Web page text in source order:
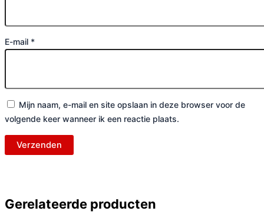
E-mail *
Mijn naam, e-mail en site opslaan in deze browser voor de
volgende keer wanneer ik een reactie plaats.
Gerelateerde producten